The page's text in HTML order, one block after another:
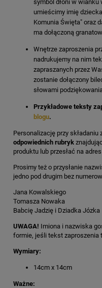
symbol dłoni w wianku
umieścimy imię
Komunia Święta" oraz
ma dołączoną
Wnętrze zaproszenia
nadrukujemy na nim
zapraszanych przez
zostanie dołączony
słowami
Przykładowe teksty
blogu.
Personalizację przy składaniu
odpowiednich rubryk
produktu lub przesłać na adres
Prosimy też o przysłanie
jedno pod drugim bez
Jana Kowalskiego
Tomasza Nowaka
Babcię Jadzię i Dziadka Józka
UWAGA! Imiona i nazwiska
formie, jeśli tekst zaproszenia
Wymiary:
14cm x 14cm
Ważne: